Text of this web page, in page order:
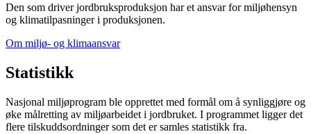
Den som driver jordbruksproduksjon har et ansvar for miljøhensyn
og klimatilpasninger i produksjonen.
Om miljø- og klimaansvar
Statistikk
Nasjonal miljøprogram ble opprettet med formål om å synliggjøre og
øke målretting av miljøarbeidet i jordbruket. I programmet ligger det
flere tilskuddsordninger som det er samles statistikk fra.